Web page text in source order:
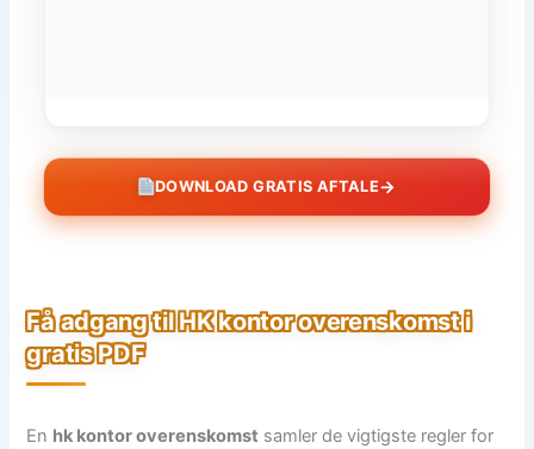
DOWNLOAD GRATIS AFTALE→
Få adgang til HK kontor overenskomst i
gratis PDF
En hk kontor overenskomst samler de vigtigste regler for